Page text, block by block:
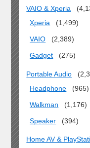
VAIO & Xperia
Xperia
(1,499)
VAIO (2,389)
Gadget (275)
Portable Audio
Headphone
(965)
Walkman (1,176)
Speaker (394)
Home AV &